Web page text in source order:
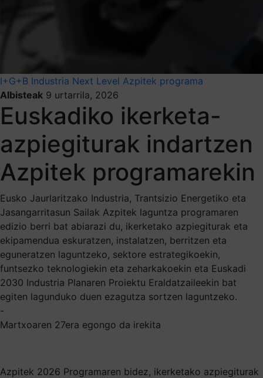
I+G+B Industria Next Level Azpitek programa
Albisteak 9 urtarrila, 2026
Euskadiko ikerketa-
azpiegiturak indartzen
Azpitek programarekin
Eusko Jaurlaritzako Industria, Trantsizio Energetiko eta
Jasangarritasun Sailak Azpitek laguntza programaren
edizio berri bat abiarazi du, ikerketako azpiegiturak eta
ekipamendua eskuratzen, instalatzen, berritzen eta
eguneratzen laguntzeko, sektore estrategikoekin,
funtsezko teknologiekin eta zeharkakoekin eta Euskadi
2030 Industria Planaren Proiektu Eraldatzaileekin bat
egiten lagunduko duen ezagutza sortzen laguntzeko.
-
Martxoaren 27era egongo da irekita
Azpitek 2026 Programaren bidez, ikerketako azpiegiturak